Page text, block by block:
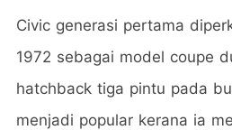
Civic generasi pertama
1972 sebagai model coupe
hatchback tiga pintu pada
menjadi popular kerana ia